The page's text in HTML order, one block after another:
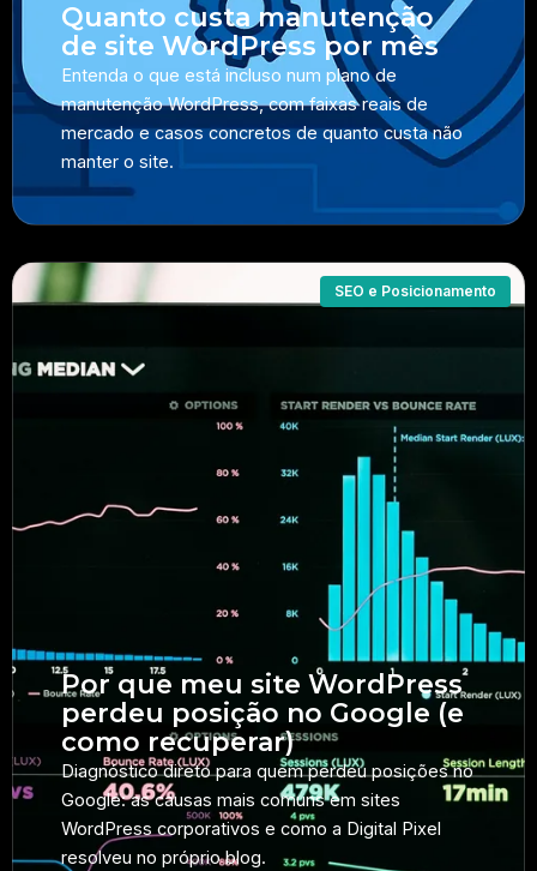
Quanto custa manutenção
de site WordPress por mês
Entenda o que está incluso num plano de
manutenção WordPress, com faixas reais de
mercado e casos concretos de quanto custa não
manter o site.
Por que meu site WordPress
perdeu posição no Google (e
como recuperar)
Diagnóstico direto para quem perdeu posições no
Google: as causas mais comuns em sites
WordPress corporativos e como a Digital Pixel
resolveu no próprio blog.
SEO e Posicionamento